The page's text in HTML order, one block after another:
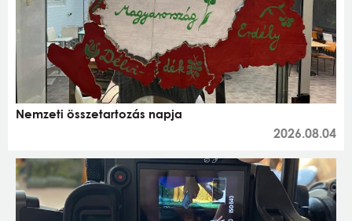
Nemzeti összetartozás napja
2026.08.04